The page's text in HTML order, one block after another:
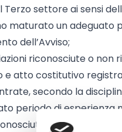
Terzo settore ai sensi
maturato un adeguato
dell’Avviso;
riconosciute o non
atto costitutivo
secondo la
periodo di esperienza
delle